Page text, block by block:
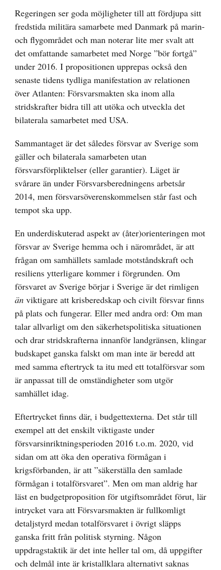
Regeringen ser goda möjligheter till att fördjupa sitt
fredstida militära samarbete med Danmark på marin-
och flygområdet och man noterar lite mer svalt att
det omfattande samarbetet med Norge ”bör fortgå”
under 2016. I propositionen upprepas också den
senaste tidens tydliga manifestation av relationen
över Atlanten: Försvarsmakten ska inom alla
stridskrafter bidra till att utöka och utveckla det
bilaterala samarbetet med USA.
Sammantaget är det således försvar av Sverige som
gäller och bilaterala samarbeten utan
försvarsförpliktelser (eller garantier). Läget är
svårare än under Försvarsberedningens arbetsår
2014, men försvarsöverenskommelsen står fast och
tempot ska upp.
En underdiskuterad aspekt av (åter)orienteringen mot
försvar av Sverige hemma och i närområdet, är att
frågan om samhällets samlade motståndskraft och
resiliens ytterligare kommer i förgrunden. Om
försvaret av Sverige börjar i Sverige är det rimligen
än viktigare att krisberedskap och civilt försvar finns
på plats och fungerar. Eller med andra ord: Om man
talar allvarligt om den säkerhetspolitiska situationen
och drar stridskrafterna innanför landgränsen, klingar
budskapet ganska falskt om man inte är beredd att
med samma eftertryck ta itu med ett totalförsvar som
är anpassat till de omständigheter som utgör
samhället idag.
Eftertrycket finns där, i budgettexterna. Det står till
exempel att det enskilt viktigaste under
försvarsinriktningsperioden 2016 t.o.m. 2020, vid
sidan om att öka den operativa förmågan i
krigsförbanden, är att ”säkerställa den samlade
förmågan i totalförsvaret”. Men om man aldrig har
läst en budgetproposition för utgiftsområdet förut, lär
intrycket vara att Försvarsmakten är fullkomligt
detaljstyrd medan totalförsvaret i övrigt släpps
ganska fritt från politisk styrning. Någon
uppdragstaktik är det inte heller tal om, då uppgifter
och delmål inte är kristallklara alternativt saknas